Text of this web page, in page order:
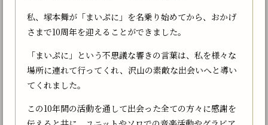
⁡私、塚本舞が「まいぷに」を名乗り始めてから、おかげ
さまで10周年を迎えることができました。⁡
⁡「まいぷに」という不思議な響きの言葉は、私を様々な
場所に連れて行ってくれ、沢山の素敵な出会いへと導い
てくれました。
この10年間の活動を通して出会った全ての方々に感謝を